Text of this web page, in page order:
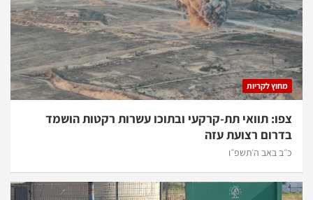
מחוץ לקריות
צפו: תוואי תת-קרקעי ובתוכו עשרות רקטות הושמד
בדרום רצועת עזה
כ״ב באב ה׳תשפ״ו